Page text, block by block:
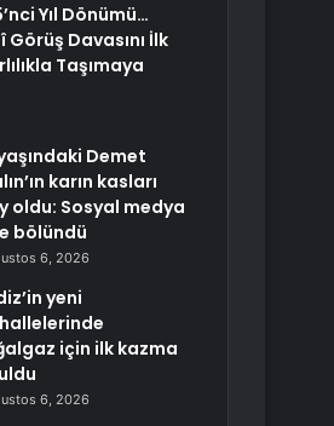
Yıl Dönümü…
Davasını İlk
Taşımaya
Demet
karın kasları
oldu: Sosyal medya
bölündü
6, 2026
yeni
için ilk kazma
6, 2026